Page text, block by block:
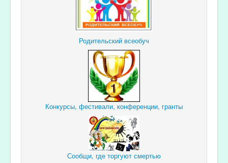
Родительский всеобуч
Конкурсы, фестивали, конференции, гранты
Сообщи, где торгуют смертью